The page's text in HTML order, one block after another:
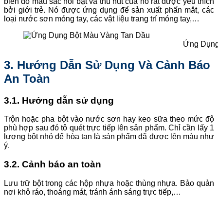
bởi giới trẻ. Nó được ứng dụng để sản xuất phấn mắt, các
loại nước sơn móng tay, các vật liệu trang trí móng tay,…
Ứng
3. Hướng Dẫn Sử Dụng Và Cảnh Báo
An Toàn
3.1. Hướng dẫn sử dụng
Trộn hoặc pha bột vào nước sơn hay keo sữa theo mức độ
phù hợp sau đó tô quét trực tiếp lên sản phẩm. Chỉ cần lấy 1
lượng bột nhỏ để hòa tan là sản phẩm đã được lên màu như
ý.
3.2. Cảnh báo an toàn
Lưu trữ bột trong các hộp nhựa hoặc thùng nhựa. Bảo quản
nơi khô ráo, thoáng mát, tránh ánh sáng trực tiếp,…